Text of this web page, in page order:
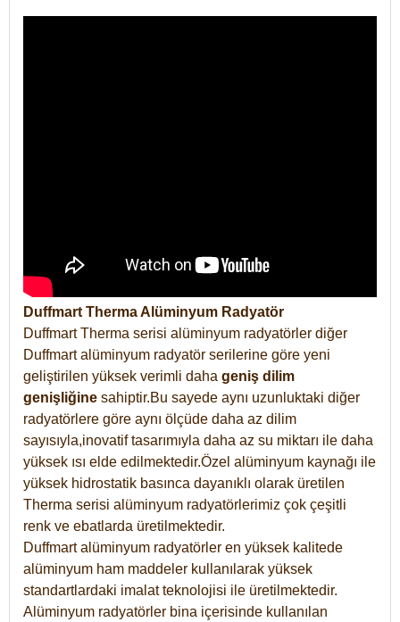
Duffmart Therma Alüminyum Radyatör
Duffmart Therma serisi alüminyum radyatörler diğer
Duffmart alüminyum radyatör serilerine göre yeni
geliştirilen yüksek verimli daha geniş dilim
genişliğine sahiptir.Bu sayede aynı uzunluktaki diğer
radyatörlere göre aynı ölçüde daha az dilim
sayısıyla,inovatif tasarımıyla daha az su miktarı ile daha
yüksek ısı elde edilmektedir.Özel alüminyum kaynağı ile
yüksek hidrostatik basınca dayanıklı olarak üretilen
Therma serisi alüminyum radyatörlerimiz çok çeşitli
renk ve ebatlarda üretilmektedir.
Duffmart alüminyum radyatörler en yüksek kalitede
alüminyum ham maddeler kullanılarak yüksek
standartlardaki imalat teknolojisi ile üretilmektedir.
Alüminyum radyatörler bina içerisinde kullanılan